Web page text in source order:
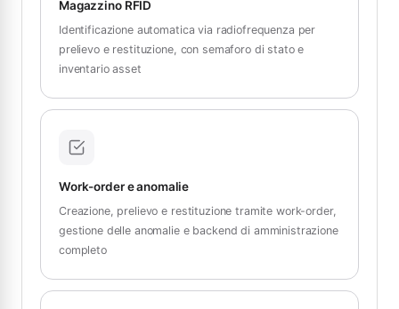
Magazzino RFID
Identificazione automatica via radiofrequenza per
prelievo e restituzione, con semaforo di stato e
inventario asset
Work-order e anomalie
Creazione, prelievo e restituzione tramite work-order,
gestione delle anomalie e backend di amministrazione
completo